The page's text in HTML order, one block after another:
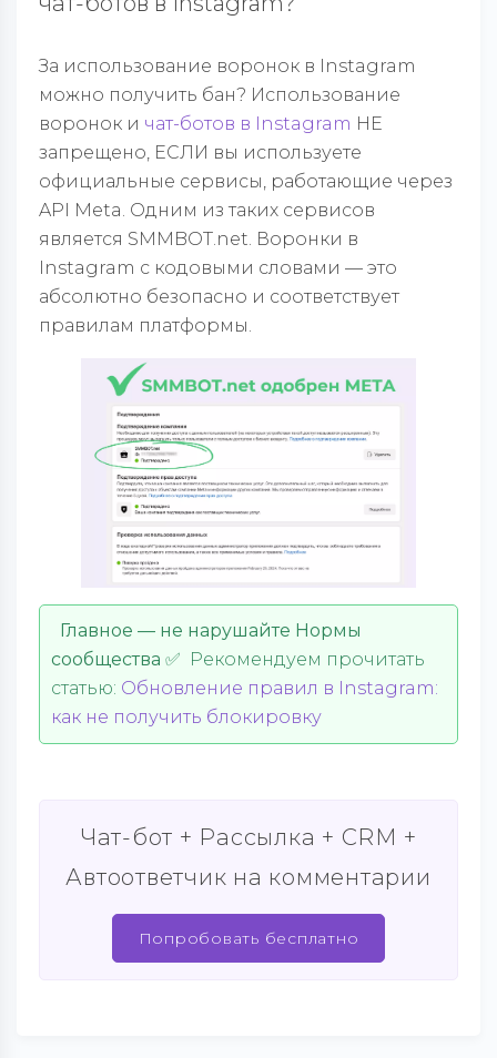
За использование воронок в Instagram
можно получить бан? Использование
воронок и чат-ботов в Instagram НЕ
запрещено, ЕСЛИ вы используете
официальные сервисы, работающие через
API Meta. Одним из таких сервисов
является SMMBOT.net. Воронки в
Instagram с кодовыми словами — это
абсолютно безопасно и соответствует
правилам платформы.
Главное — не нарушайте Нормы
сообщества ✅ Рекомендуем прочитать
статью: Обновление правил в Instagram:
как не получить блокировку
Чат-бот + Рассылка + CRM +
Автоответчик на комментарии
Попробовать бесплатно